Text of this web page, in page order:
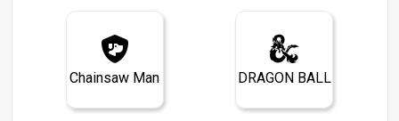
Chainsaw Man DRAGON BALL